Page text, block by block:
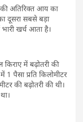
की अतिरिक्त आय का
दूसरा सबसे बड़ा
खर्च आता है।
में बढ़ोतरी की
1 पैसा प्रति किलोमीटर
की बढ़ोतरी की थी।